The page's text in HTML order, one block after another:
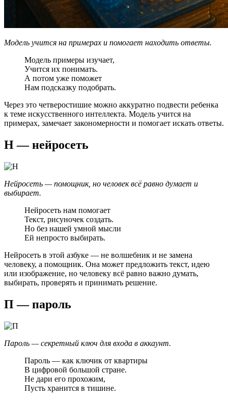
Модель учится на примерах и помогает находить ответы.
Модель примеры изучает,
Учится их понимать.
А потом уже поможет
Нам подсказку подобрать.
Через это четверостишие можно аккуратно подвести ребенка
к теме искусственного интеллекта. Модель учится на
примерах, замечает закономерности и помогает искать ответы.
Н — нейросеть
Нейросеть — помощник, но человек всё равно думает и
выбирает.
Нейросеть нам помогает
Текст, рисуночек создать.
Но без нашей умной мысли
Ей непросто выбирать.
Нейросеть в этой азбуке — не волшебник и не замена
человеку, а помощник. Она может предложить текст, идею
или изображение, но человеку всё равно важно думать,
выбирать, проверять и принимать решение.
П — пароль
Пароль — секретный ключ для входа в аккаунт.
Пароль — как ключик от квартиры
В цифровой большой стране.
Не дари его прохожим,
Пусть хранится в тишине.